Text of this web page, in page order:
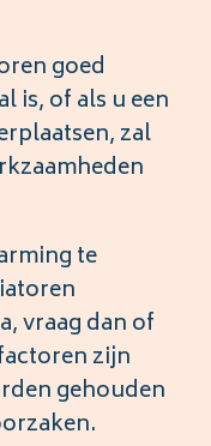
goed
is, of als u een
zal
te
vraag dan of
zijn
gehouden